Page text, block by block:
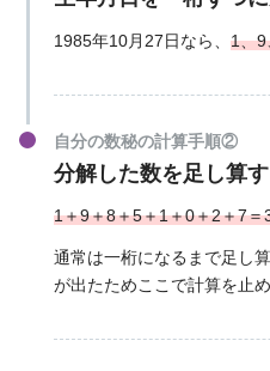
1985年10月27日なら、 1、9
自分の数秘の計算手順②
分解した数を足し算
1＋9＋8＋5＋1＋0＋2＋7＝
通常は一桁になるまで足し
が出たためここで計算を止め